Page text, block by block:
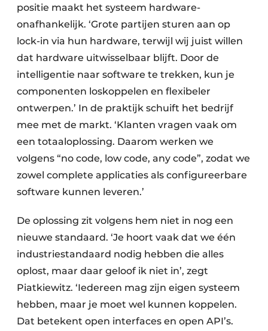
positie maakt het systeem hardware-
onafhankelijk. ‘Grote partijen sturen aan op
lock-in via hun hardware, terwijl wij juist willen
dat hardware uitwisselbaar blijft. Door de
intelligentie naar software te trekken, kun je
componenten loskoppelen en flexibeler
ontwerpen.’ In de praktijk schuift het bedrijf
mee met de markt. ‘Klanten vragen vaak om
een totaaloplossing. Daarom werken we
volgens “no code, low code, any code”, zodat we
zowel complete applicaties als configureerbare
software kunnen leveren.’
De oplossing zit volgens hem niet in nog een
nieuwe standaard. ‘Je hoort vaak dat we één
industriestandaard nodig hebben die alles
oplost, maar daar geloof ik niet in’, zegt
Piatkiewitz. ‘Iedereen mag zijn eigen systeem
hebben, maar je moet wel kunnen koppelen.
Dat betekent open interfaces en open API’s.